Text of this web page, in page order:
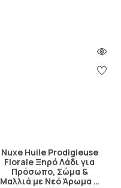
Nuxe Huile Prodigieuse
Florale Ξηρό Λάδι για
Πρόσωπο, Σώμα &
Μαλλιά με Νεό Άρωμα …